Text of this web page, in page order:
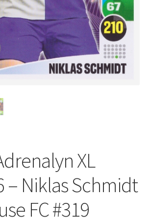
XL
– Niklas Schmidt
FC #319